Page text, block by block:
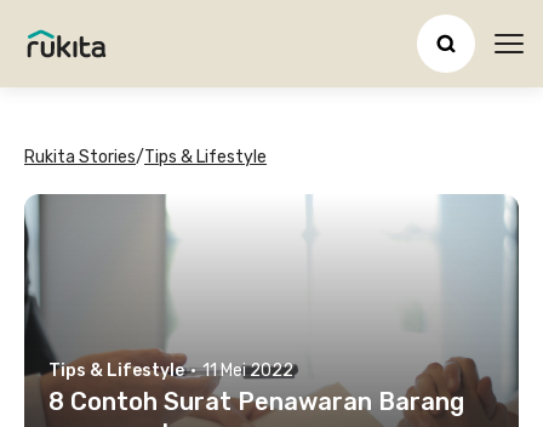
Rukita Stories/Tips & Lifestyle
Tips & Lifestyle · 11 Mei 2022
8 Contoh Surat Penawaran Barang